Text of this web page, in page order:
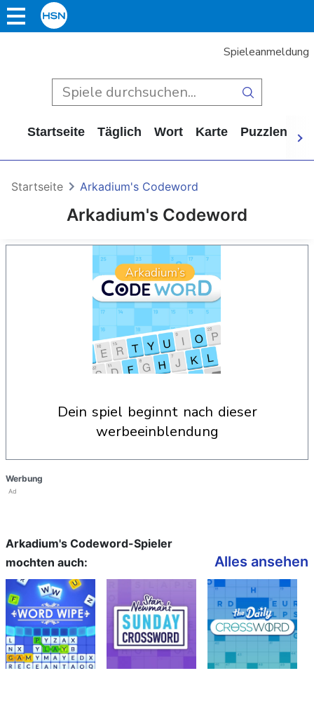
Spieleanmeldung
Startseite Täglich Wort Karte Puzzlen
Arkadium's Codeword
Startseite Arkadium's Codeword
dein spiel beginnt nach dieser
werbeeinblendung
Werbung
Ad
Arkadium's Codeword-Spieler
mochten auch:
Alles ansehen